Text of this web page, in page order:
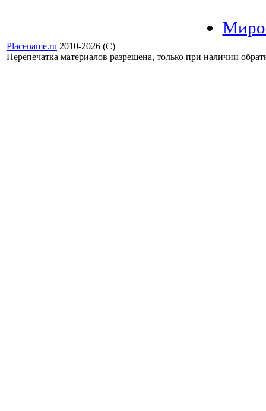
Placename.ru 2010-2026 (С)
Перепечатка материалов разрешена, только при наличии